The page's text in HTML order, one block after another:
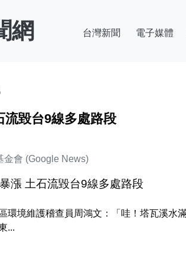
網 台灣新聞 電子媒體
流毀台9線多處路段
金會 (Google News)
漲 土石流毀台9線多處路段
環境維護稽查員周鴻文：「哇！塔瓦溪水
...